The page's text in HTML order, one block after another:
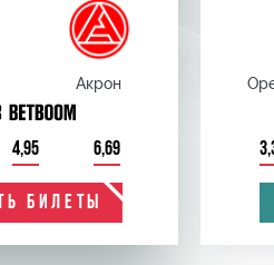
Акрон
4,95 6,69
БИЛЕТЫ